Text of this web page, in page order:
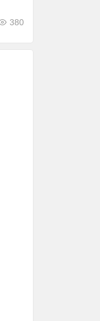
380